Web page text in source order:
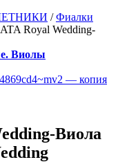
/Фиалки
Royal Wedding-
Виолы
Виола